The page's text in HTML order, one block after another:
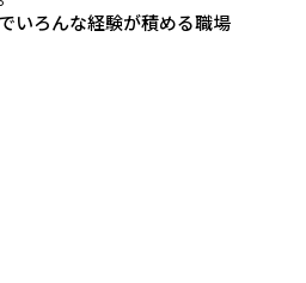
いろんな経験が積める職場